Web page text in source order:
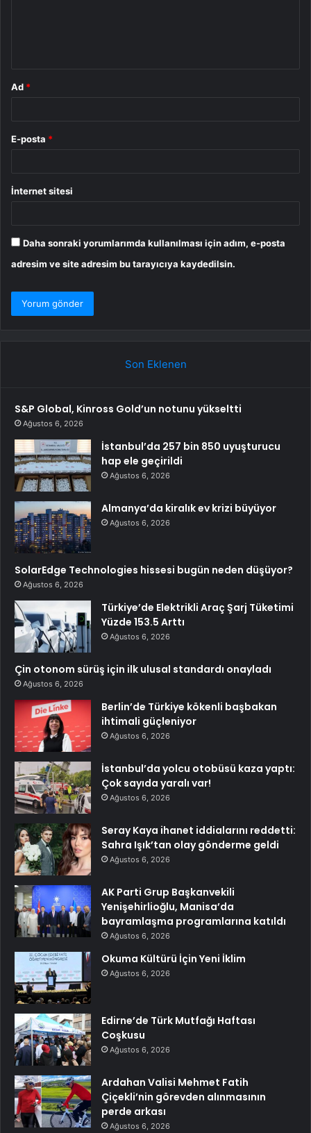
Ad *
E-posta *
İnternet sitesi
Daha sonraki yorumlarımda kullanılması için adım, e-posta
adresim ve site adresim bu tarayıcıya kaydedilsin.
Son Eklenen
S&P Global, Kinross Gold’un notunu yükseltti
Ağustos 6, 2026
İstanbul’da 257 bin 850 uyuşturucu
hap ele geçirildi
Ağustos 6, 2026
Almanya’da kiralık ev krizi büyüyor
Ağustos 6, 2026
SolarEdge Technologies hissesi bugün neden düşüyor?
Ağustos 6, 2026
Türkiye’de Elektrikli Araç Şarj Tüketimi
Yüzde 153.5 Arttı
Ağustos 6, 2026
Çin otonom sürüş için ilk ulusal standardı onayladı
Ağustos 6, 2026
Berlin’de Türkiye kökenli başbakan
ihtimali güçleniyor
Ağustos 6, 2026
İstanbul’da yolcu otobüsü kaza yaptı:
Çok sayıda yaralı var!
Ağustos 6, 2026
Seray Kaya ihanet iddialarını reddetti:
Sahra Işık’tan olay gönderme geldi
Ağustos 6, 2026
AK Parti Grup Başkanvekili
Yenişehirlioğlu, Manisa’da
bayramlaşma programlarına katıldı
Ağustos 6, 2026
Okuma Kültürü İçin Yeni İklim
Ağustos 6, 2026
Edirne’de Türk Mutfağı Haftası
Coşkusu
Ağustos 6, 2026
Ardahan Valisi Mehmet Fatih
Çiçekli’nin görevden alınmasının
perde arkası
Ağustos 6, 2026